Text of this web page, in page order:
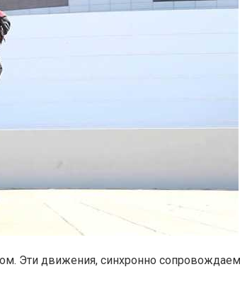
Эти движения, синхронно